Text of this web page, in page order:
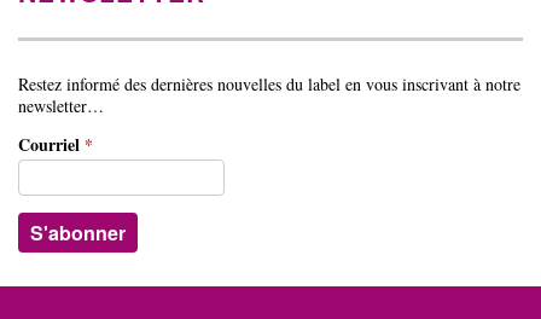
Restez informé des dernières nouvelles du label en vous inscrivant à notre
newsletter…
Courriel *